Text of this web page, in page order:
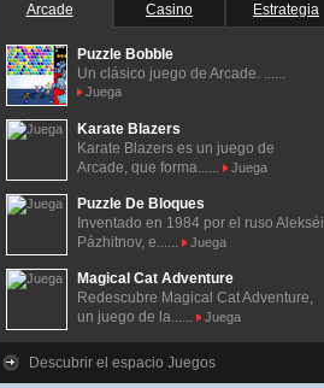
Arcade Casino Estrategia
Puzzle Bobble
Un clásico juego de Arcade. ......
Juega
Karate Blazers
Karate Blazers es un juego de
Arcade, que forma......
Juega
Puzzle De Bloques
Inventado en 1984 por el ruso Alekséi
Pázhitnov, e......
Juega
Magical Cat Adventure
Redescubre Magical Cat Adventure,
un juego de la......
Juega
Descubrir el espacio Juegos